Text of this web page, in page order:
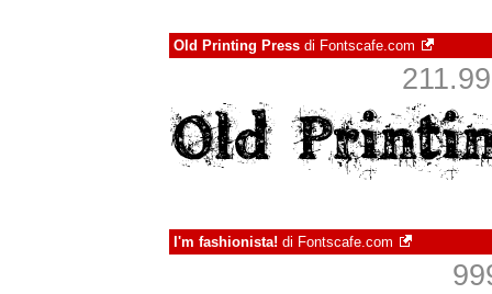
Old Printing Press di Fontscafe.com
I'm fashionista! di Fontscafe.com